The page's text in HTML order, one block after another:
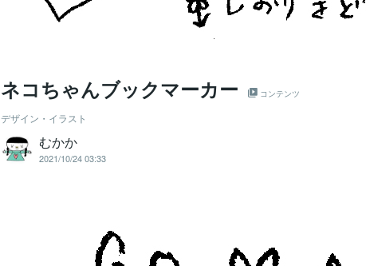
ネコちゃんブックマーカー コンテンツ
デザイン・イラスト
むかか
2021/10/24 03:33